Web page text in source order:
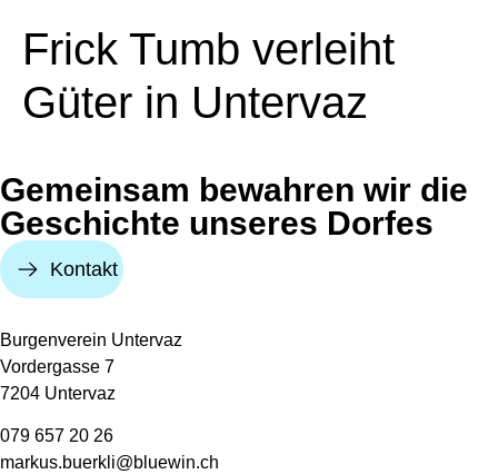
Frick Tumb verleiht
Güter in Untervaz
Gemeinsam bewahren wir die
Geschichte unseres Dorfes
Kontakt
Burgenverein Untervaz
Vordergasse 7
7204 Untervaz
079 657 20 26
markus.buerkli@bluewin.ch